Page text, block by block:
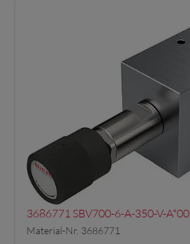
3686771 SBV700-6-A-350-V-A*00
Material-Nr. 3686771